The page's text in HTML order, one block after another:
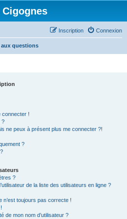
Cigognes
Connexion
Inscription
aux questions
connecter !
?
ne peux à présent plus me connecter ?!
?
?
de la liste des utilisateurs en ligne ?
n’est toujours pas correcte !
de mon nom d’utilisateur ?